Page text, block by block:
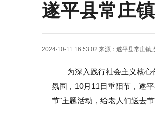
遂平县常庄
2024-10-11 16:53:02 来源： 遂平县常庄镇
为深入践行社会主义核
氛围，10月11日重阳节，遂
节”主题活动，给老人们送去节